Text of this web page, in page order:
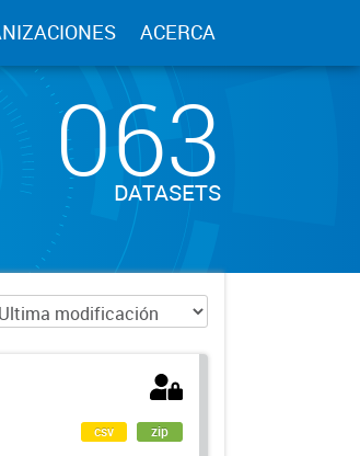
ACERCA
063
DATASETS
csv zip